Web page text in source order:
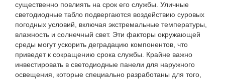
существенно повлиять на срок его службы. Уличные
светодиодные табло подвергаются воздействию суровых
погодных условий, включая экстремальные температуры,
влажность и солнечный свет. Эти факторы окружающей
среды могут ускорить деградацию компонентов, что
приведет к сокращению срока службы. Крайне важно
инвестировать в светодиодные панели для наружного
освещения, которые специально разработаны для того,